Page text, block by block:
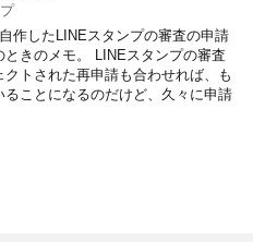
作したLINEスタンプの審査の申請
ときのメモ。 LINEスタンプの審査
クトされた再申請も合わせれば、も
ることになるのだけど、久々に申請